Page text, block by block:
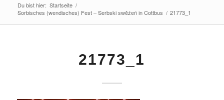
Du bist hier: Startseite /
Sorbisches (wendisches) Fest – Serbski swěźeń in Cottbus / 21773_1
21773_1